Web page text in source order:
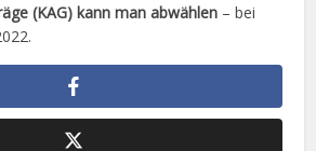
(KAG) kann man abwählen – bei